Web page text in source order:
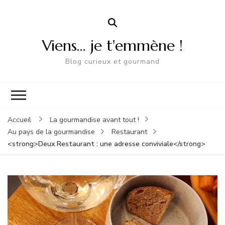
Viens… je t'emmène !
Blog curieux et gourmand
Accueil
La gourmandise avant tout !
Au pays de la gourmandise
Restaurant
<strong>Deux Restaurant : une adresse conviviale</strong>